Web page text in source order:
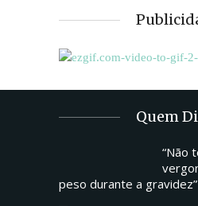
Quem
“Não
peso durante a gravidez”